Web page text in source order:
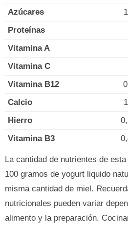
Azúcares
Proteínas
Vitamina A
Vitamina C
Vitamina B12
Calcio
Hierro
Vitamina B3
La cantidad de nutrientes de
100 gramos de yogurt liquido
misma cantidad de miel.
nutricionales pueden variar
alimento y la preparación.